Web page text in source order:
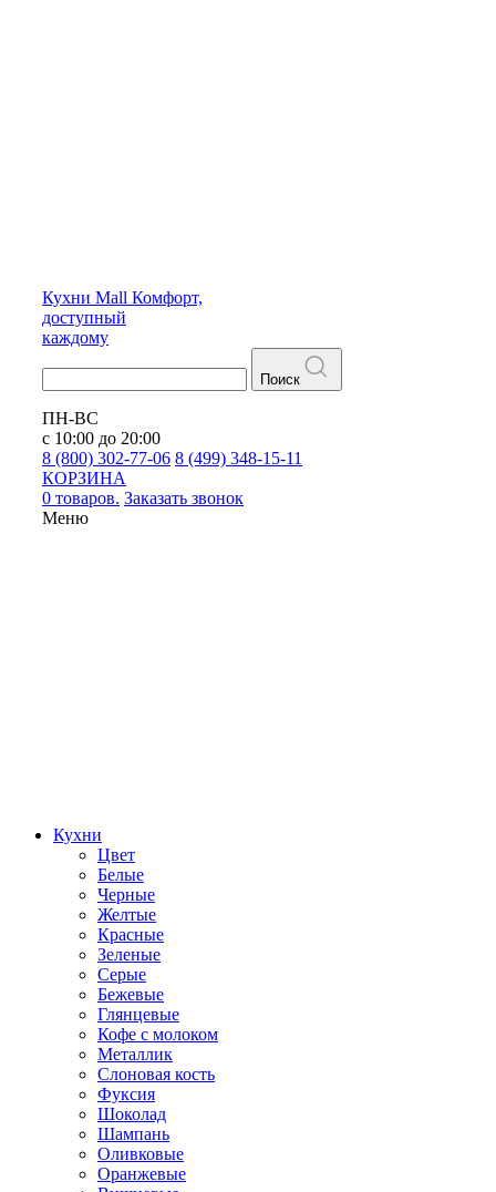
Кухни Mall Комфорт,
доступный
каждому
Поиск
ПН-ВС
с 10:00 до 20:00
8 (800) 302-77-06 8 (499) 348-15-11
КОРЗИНА
0 товаров. Заказать звонок
Меню
Кухни
Цвет
Белые
Черные
Желтые
Красные
Зеленые
Серые
Бежевые
Глянцевые
Кофе с молоком
Металлик
Слоновая кость
Фуксия
Шоколад
Шампань
Оливковые
Оранжевые